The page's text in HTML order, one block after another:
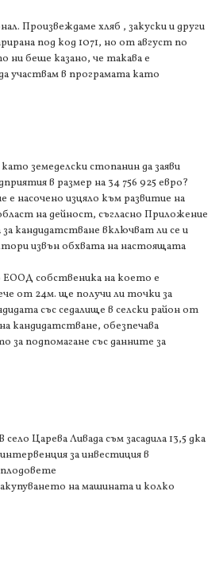
Произвеждаме хляб , закуски и други
под код 1071, но от август по
ни беше казано, че такава е
участвам в програмата като
земеделски стопанин да заяви
в размер на 34 756 925 евро?
насочено изцяло към развитие на
на дейност, съгласно Приложение
за кандидатстване включват ли се и
извън обхвата на настоящата
ЕООД собственика на което е
от 24м. ще получи ли точки за
със седалище в селски район от
кандидатстване, обезпечава
за подпомагане със данните за
Царева Ливада съм засадила 13,5 дка
за инвестиция в
плодовете
на машината и колко